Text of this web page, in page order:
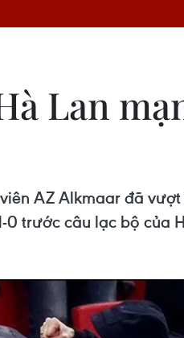
Lan
AZ Alkmaar đã
0 trước câu lạc bộ của